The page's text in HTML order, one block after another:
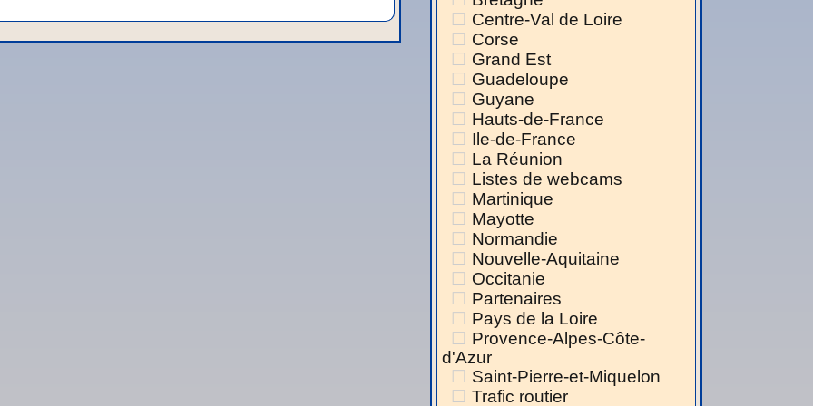
Centre-Val de Loire
Corse
Grand Est
Guadeloupe
Guyane
Hauts-de-France
Ile-de-France
La Réunion
Listes de webcams
Martinique
Mayotte
Normandie
Nouvelle-Aquitaine
Occitanie
Partenaires
Pays de la Loire
Provence-Alpes-Côte-
d'Azur
Saint-Pierre-et-Miquelon
Trafic routier